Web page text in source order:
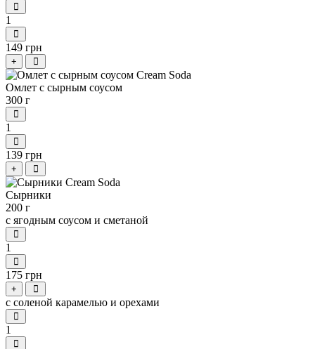
1
149 грн
+
Омлет с сырным соусом
300 г
1
139 грн
+
Сырники
200 г
с ягодным соусом и сметаной
1
175 грн
+
с соленой карамелью и орехами
1